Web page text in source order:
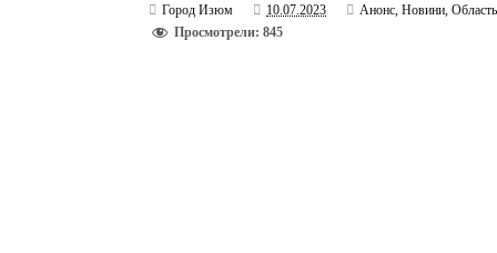
Город Изюм 10.07.2023 Анонс,Новини,Область
Просмотрели: 845